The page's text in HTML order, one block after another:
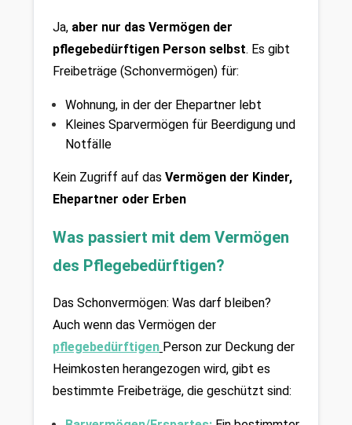
Ja, aber nur das Vermögen der
pflegebedürftigen Person selbst. Es gibt
Freibeträge (Schonvermögen) für:
Wohnung, in der der Ehepartner lebt
Kleines Sparvermögen für Beerdigung und
Notfälle
Kein Zugriff auf das Vermögen der Kinder,
Ehepartner oder Erben
Was passiert mit dem Vermögen
des Pflegebedürftigen?
Das Schonvermögen: Was darf bleiben?
pflegebedürftigen Person zur Deckung der
Heimkosten herangezogen wird, gibt es
bestimmte Freibeträge, die geschützt sind: